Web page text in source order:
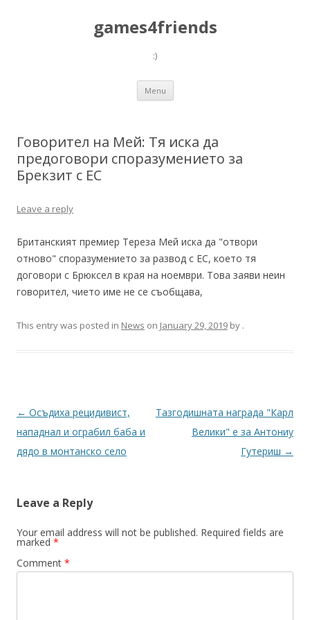
games4friends
:)
Menu Skip
content
Говорител на Мей: Тя иска да
предоговори споразумението за
Брекзит с ЕС
Leave a reply
Британският премиер Тереза Мей иска да "отвори
отново" споразумението за развод с ЕС, което тя
договори с Брюксел в края на ноември. Това заяви неин
говорител, чието име не се съобщава,
This entry was posted in News on January 29, 2019 by .
Post
navigation
← Осъдиха рецидивист,
нападнал и ограбил баба и
дядо в монтанско село
Тазгодишната награда "Карл
Велики" е за Антониу
Гутериш →
Leave a Reply
Your email address will not be published. Required fields are
marked *
Comment *